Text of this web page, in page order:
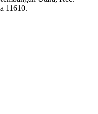
11610.